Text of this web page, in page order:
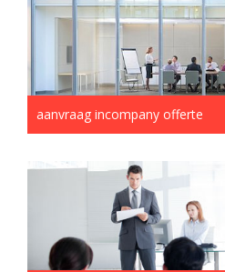
aanvraag incompany offerte